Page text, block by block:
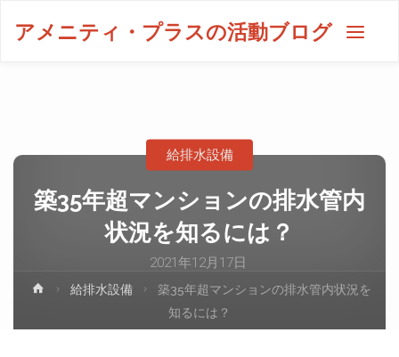
アメニティ・プラスの活動ブログ
築35年超マンションの排水管内
状況を知るには？
2021年12月17日
給排水設備
給排水設備
築35年超マンションの排水管内状況を
知るには？